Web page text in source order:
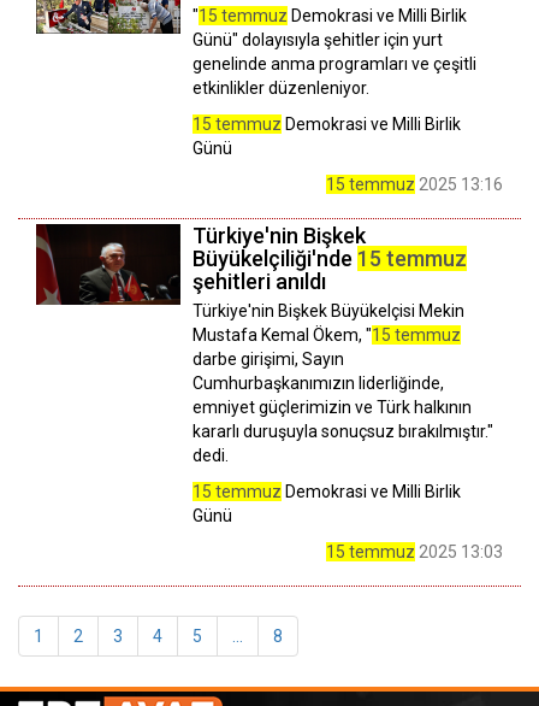
"15 temmuz Demokrasi ve Milli Birlik
Günü" dolayısıyla şehitler için yurt
genelinde anma programları ve çeşitli
etkinlikler düzenleniyor.
15 temmuz Demokrasi ve Milli Birlik
Günü
15 temmuz 2025 13:16
Türkiye'nin Bişkek
Büyükelçiliği'nde 15 temmuz
şehitleri anıldı
Türkiye'nin Bişkek Büyükelçisi Mekin
Mustafa Kemal Ökem, "15 temmuz
darbe girişimi, Sayın
Cumhurbaşkanımızın liderliğinde,
emniyet güçlerimizin ve Türk halkının
kararlı duruşuyla sonuçsuz bırakılmıştır."
dedi.
15 temmuz Demokrasi ve Milli Birlik
Günü
15 temmuz 2025 13:03
1 2 3 4 5 8